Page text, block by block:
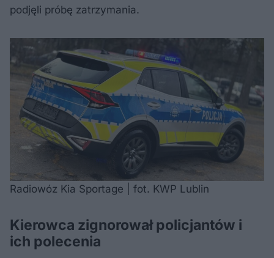
podjęli próbę zatrzymania.
Radiowóz Kia Sportage | fot. KWP Lublin
Kierowca zignorował policjantów i
ich polecenia